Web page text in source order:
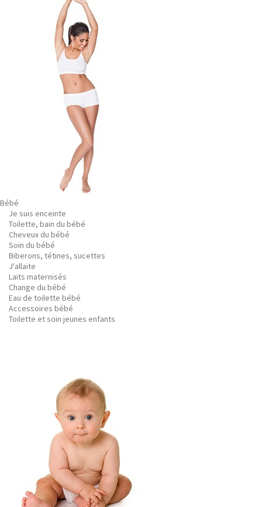
Bébé
Je suis enceinte
Toilette, bain du bébé
Cheveux du bébé
Soin du bébé
Biberons, tétines, sucettes
J'allaite
Laits maternisés
Change du bébé
Eau de toilette bébé
Accessoires bébé
Toilette et soin jeunes enfants